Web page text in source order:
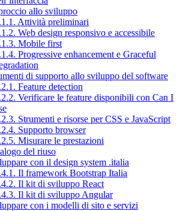
allo sviluppo
Attività preliminari
Web design responsivo e accessibile
Mobile first
Progressive enhancement e Graceful
di supporto allo sviluppo del software
Feature detection
Verificare le feature disponibili con Can I
Strumenti e risorse per CSS e JavaScript
Supporto browser
Misurare le prestazioni
del riuso
con il design system .italia
Il framework Bootstrap Italia
Il kit di sviluppo React
Il kit di sviluppo Angular
con i modelli di sito e servizi